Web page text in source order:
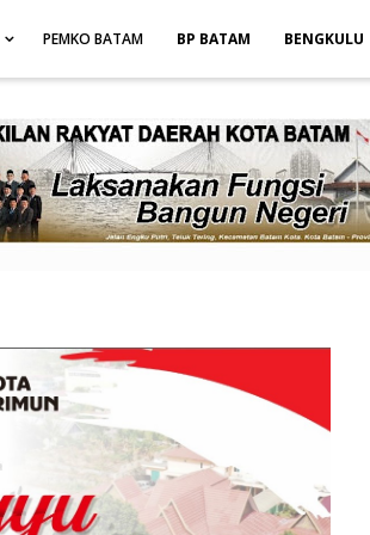
PEMKO BATAM BP BATAM BENGKULU